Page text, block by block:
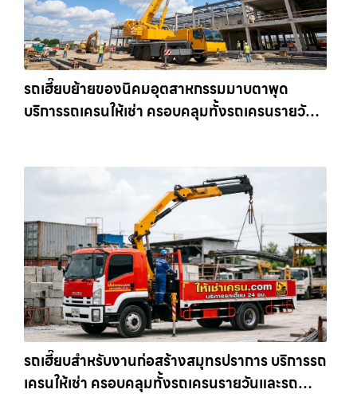
รถเฮี๊ยบย้ายของนิคมอุตสาหกรรมมาบตาพุด
บริการรถเครนให้เช่า ครอบคลุมทั้งรถเครนรายวัน
รถเฮี๊ยบสำหรับงานก่อสร้างสมุทรปราการ บริการรถ
เครนให้เช่า ครอบคลุมทั้งรถเครนรายวันและรถ